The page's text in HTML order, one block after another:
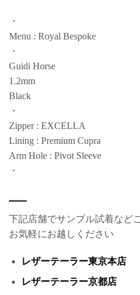
・
Menu : Royal Bespoke
・
Guidi Horse
1.2mm
Black
・
Zipper : EXCELLA
Lining : Premium Cupra
Arm Hole : Pivot Sleeve
・
下記店舗でサンプル試着など
お気軽にお越しください
レザーテーラー東京本店
レザーテーラー京都店